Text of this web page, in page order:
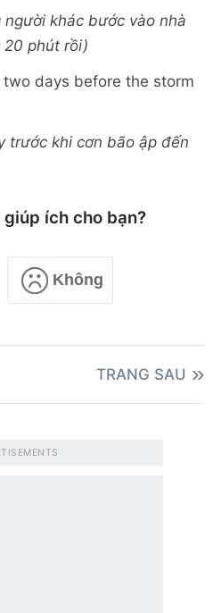
khác bước vào nhà
phút rồi)
days before the storm
trước khi cơn bão ập đến
ích cho bạn?
Không
TRANG SAU